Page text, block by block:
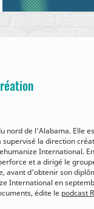
nord de l'Alabama. Elle
la direction
International.
et a dirigé le
avant d'obtenir son
International en
édite le podcast